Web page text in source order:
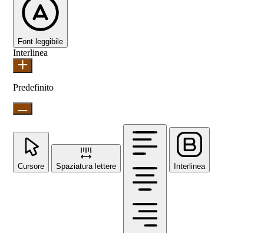
Font leggibile
Interlinea
Predefinito
Cursore Spaziatura lettere Interlinea